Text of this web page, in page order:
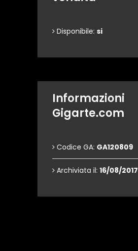
Disponibile: si
Informazioni
Gigarte.com
Codice GA: GA120809
Archiviata il: 16/08/2017